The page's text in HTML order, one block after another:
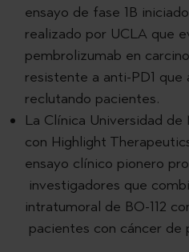
ensayo de fase 1B
realizado por UCLA que
pembrolizumab en
resistente a anti-PD1
reclutando pacientes.
La Clínica Universidad
con Highlight
ensayo clínico pionero
investigadores que
intratumoral de BO-112
pacientes con cáncer de